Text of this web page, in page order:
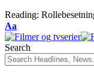
Reading:
Aa
Search